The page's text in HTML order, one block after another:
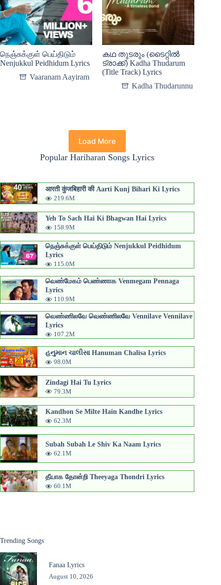
நெஞ்சுக்குள் பெய்திடும்
Nenjukkul Peidhidum Lyrics
Vaaranam Aayiram
കഥ തുടരും (ടൈറ്റിൽ
ട്രാക്ക്) Kadha Thudarum
(Title Track) Lyrics
Kadha Thudarunnu
Load More
Popular Hariharan Songs Lyrics
आरती कुंजबिहारी की Aarti Kunj Bihari Ki Lyrics
219.6M
Yeh To Sach Hai Ki Bhagwan Hai Lyrics
158.9M
நெஞ்சுக்குள் பெய்திடும் Nenjukkul Peidhidum
Lyrics
115.0M
வெண்மேகம் பெண்ணாக Venmegam Pennaga
Lyrics
110.9M
வெண்ணிலவே வெண்ணிலவே Vennilave Vennilave
Lyrics
107.2M
હનુમાન ચાલીસા Hanuman Chalisa Lyrics
98.0M
Zindagi Hai Tu Lyrics
79.3M
Kandhon Se Milte Hain Kandhe Lyrics
62.3M
Subah Subah Le Shiv Ka Naam Lyrics
62.1M
தீயாக தோன்றி Theeyaga Thondri Lyrics
60.1M
Trending Songs
Fanaa Lyrics
August 10, 2026